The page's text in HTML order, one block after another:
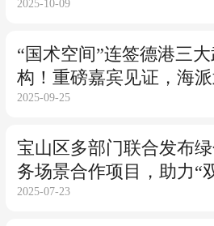
2025-10-09
“国术空间”连签德港三
构！重磅嘉宾见证，海
化迈新步
2025-09-25
宝山区多部门联合发布
务场景合作项目，助力“
落地
2025-07-23